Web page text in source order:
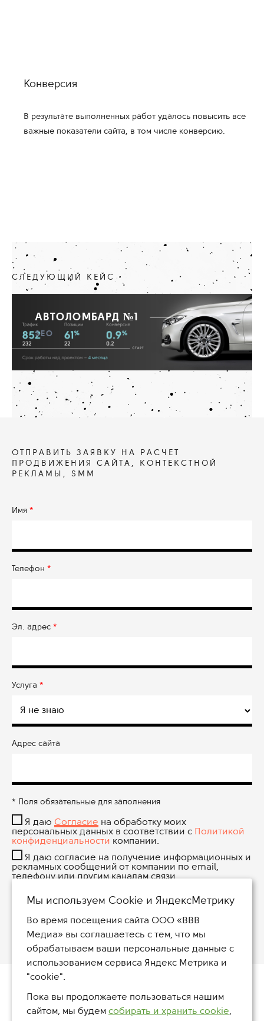
Конверсия
В результате выполненных работ удалось повысить все
важные показатели сайта, в том числе конверсию.
СЛЕДУЮЩИЙ КЕЙС
АВТОЛОМБАРД №1
SEO
ОТПРАВИТЬ ЗАЯВКУ НА РАСЧЕТ
ПРОДВИЖЕНИЯ САЙТА, КОНТЕКСТНОЙ
РЕКЛАМЫ, SMM
Имя *
Телефон *
Эл. адрес *
Услуга *
Адрес сайта
* Поля обязательные для заполнения
Я даю Согласие на обработку моих
персональных данных в соответствии с Политикой
конфиденциальности компании.
Я даю согласие на получение информационных и
рекламных сообщений от компании по email,
телефону или другим каналам связи.
8 (800) 234-47-30
Мы используем Сookie и ЯндексМетрику
Во время посещения сайта ООО «ВВВ
Медиа» вы соглашаетесь с тем, что мы
обрабатываем ваши персональные данные с
использованием сервиса Яндекс Метрика и
"cookie".
Пока вы продолжаете пользоваться нашим
сайтом, мы будем собирать и хранить cookie,